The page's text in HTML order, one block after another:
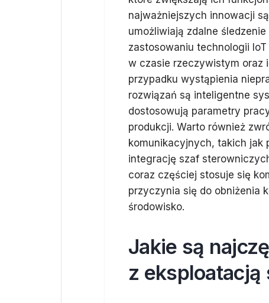
najważniejszych innowacji
umożliwiają zdalne
zastosowaniu technologii
w czasie rzeczywistym oraz
przypadku wystąpienia
rozwiązań są inteligentne
dostosowują parametry
produkcji. Warto również
komunikacyjnych, takich jak
integrację szaf
coraz częściej stosuje się
przyczynia się do obniżenia
środowisko.
Jakie są
z